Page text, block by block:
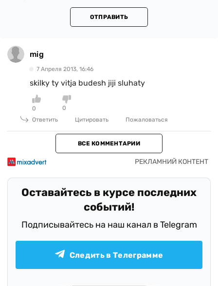
ОТПРАВИТЬ
mig
7 Апреля 2013, 16:46
skilky ty vitja budesh jiji sluhaty
0
0
Ответить
Цитировать Пожаловаться
ВСЕ КОММЕНТАРИИ
Оставайтесь в курсе последних
событий!
Подписывайтесь на наш канал в Telegram
Следить в Телеграмме